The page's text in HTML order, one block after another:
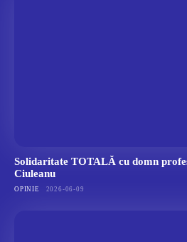
Solidaritate TOTALĂ cu domn
Ciuleanu
OPINIE 2026-06-09